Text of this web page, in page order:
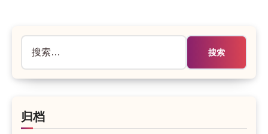
索：
归档